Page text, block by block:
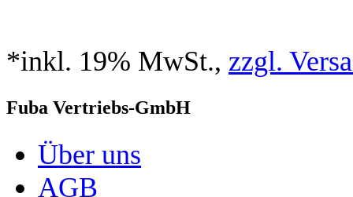
*inkl. 19% MwSt., zzgl.
Fuba Vertriebs-GmbH
Über uns
AGB